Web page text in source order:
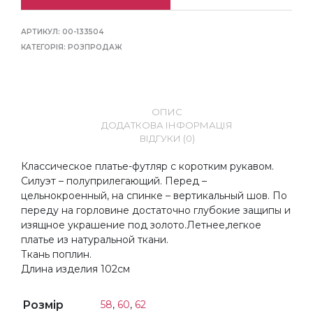
АРТИКУЛ: 00-133504
КАТЕГОРІЯ: РОЗПРОДАЖ
ОПИС
ДОДАТКОВА ІНФОРМАЦІЯ
ВІДГУКИ (0)
Классическое платье-футляр с коротким рукавом.
Силуэт – полуприлегающий. Перед –
цельнокроенный, на спинке – вертикальный шов. По
переду на горловине достаточно глубокие защипы и
изящное украшение под золото.Летнее,легкое
платье из натуральной ткани.
Ткань поплин.
Длина изделия 102см
Розмір 58, 60, 62